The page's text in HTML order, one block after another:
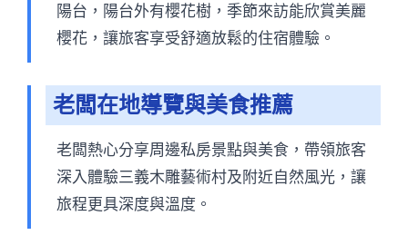
陽台，陽台外有櫻花樹，季節來訪能欣賞美麗
櫻花，讓旅客享受舒適放鬆的住宿體驗。
老闆在地導覽與美食推薦
老闆熱心分享周邊私房景點與美食，帶領旅客
深入體驗三義木雕藝術村及附近自然風光，讓
旅程更具深度與溫度。